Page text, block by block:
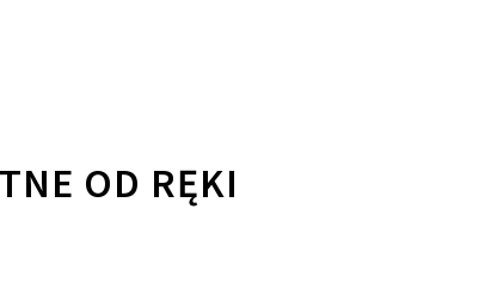
OD RĘKI